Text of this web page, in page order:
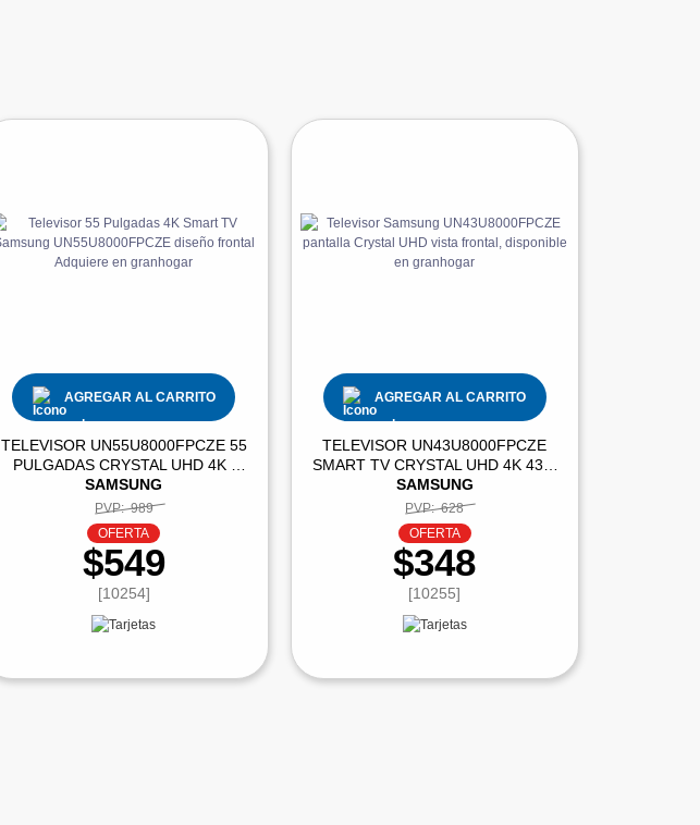
AGREGAR AL CARRITO
TELEVISOR UN55U8000FPCZE 55
PULGADAS CRYSTAL UHD 4K |
SAMSUNG
PVP: 989
OFERTA
$549
[10254]
AGREGAR AL CARRITO
TELEVISOR UN43U8000FPCZE
SMART TV CRYSTAL UHD 4K 43" |
SAMSUNG
PVP: 628
OFERTA
$348
[10255]